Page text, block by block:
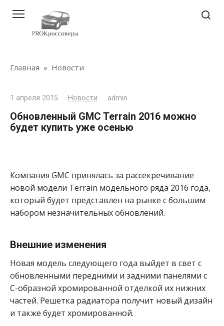
контенту
Главная » Новости
1 апреля 2015 Новости admin
Обновленный GMC Terrain 2016 можно
будет купить уже осенью
Компания GMC принялась за рассекречивание
новой модели Terrain модельного ряда 2016 года,
который будет представлен на рынке с большим
набором незначительных обновлений.
Внешние изменения
Новая модель следующего года выйдет в свет с
обновленными передними и задними панелями с
C-образной хромированной отделкой их нижних
частей. Решетка радиатора получит новый дизайн
и также будет хромированной.